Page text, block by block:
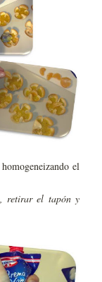
el
retirar el tapón y